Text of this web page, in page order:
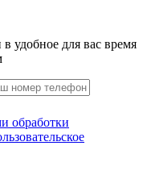
удобное для вас время
обработки